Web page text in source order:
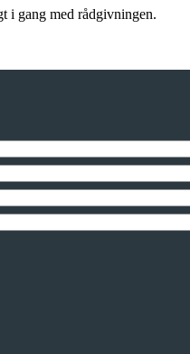
i gang med rådgivningen.